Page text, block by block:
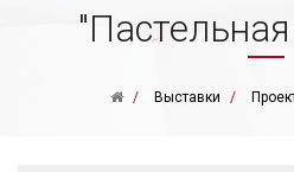
Выставки